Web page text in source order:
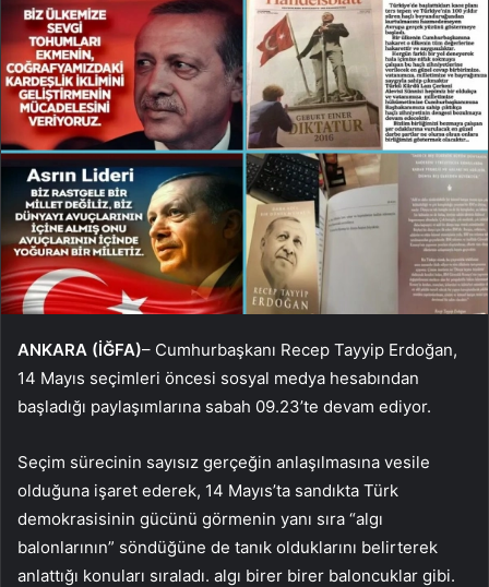
ANKARA (İĞFA)– Cumhurbaşkanı Recep Tayyip Erdoğan,
14 Mayıs seçimleri öncesi sosyal medya hesabından
başladığı paylaşımlarına sabah 09.23’te devam ediyor.
Seçim sürecinin sayısız gerçeğin anlaşılmasına vesile
olduğuna işaret ederek, 14 Mayıs’ta sandıkta Türk
demokrasisinin gücünü görmenin yanı sıra “algı
balonlarının” söndüğüne de tanık olduklarını belirterek
anlattığı konuları sıraladı. algı birer birer baloncuklar gibi.